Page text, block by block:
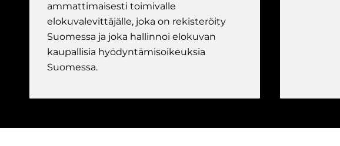
ammattimaisesti toimivalle
elokuvalevittäjälle, joka on rekisteröity
Suomessa ja joka hallinnoi elokuvan
kaupallisia hyödyntämisoikeuksia
Suomessa.